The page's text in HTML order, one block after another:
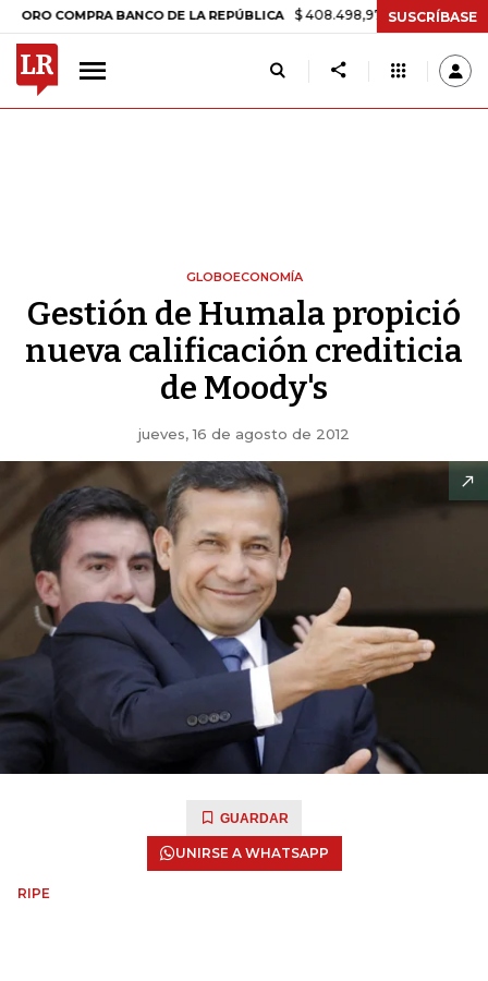
BANCO DE LA REPÚBLICA $ 408.498,97 +$ 8.753,81 +2,19%
SUSCRÍBASE
GLOBOECONOMÍA
Gestión de Humala propició
nueva calificación crediticia
de Moody's
jueves, 16 de agosto de 2012
GUARDAR
UNIRSE A WHATSAPP
RIPE